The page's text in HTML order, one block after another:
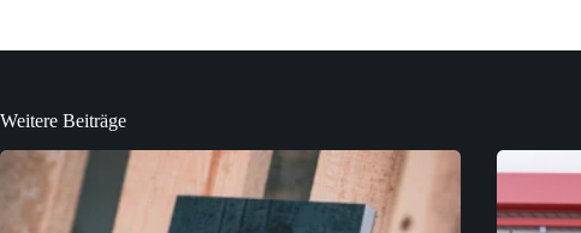
Weitere Beiträge